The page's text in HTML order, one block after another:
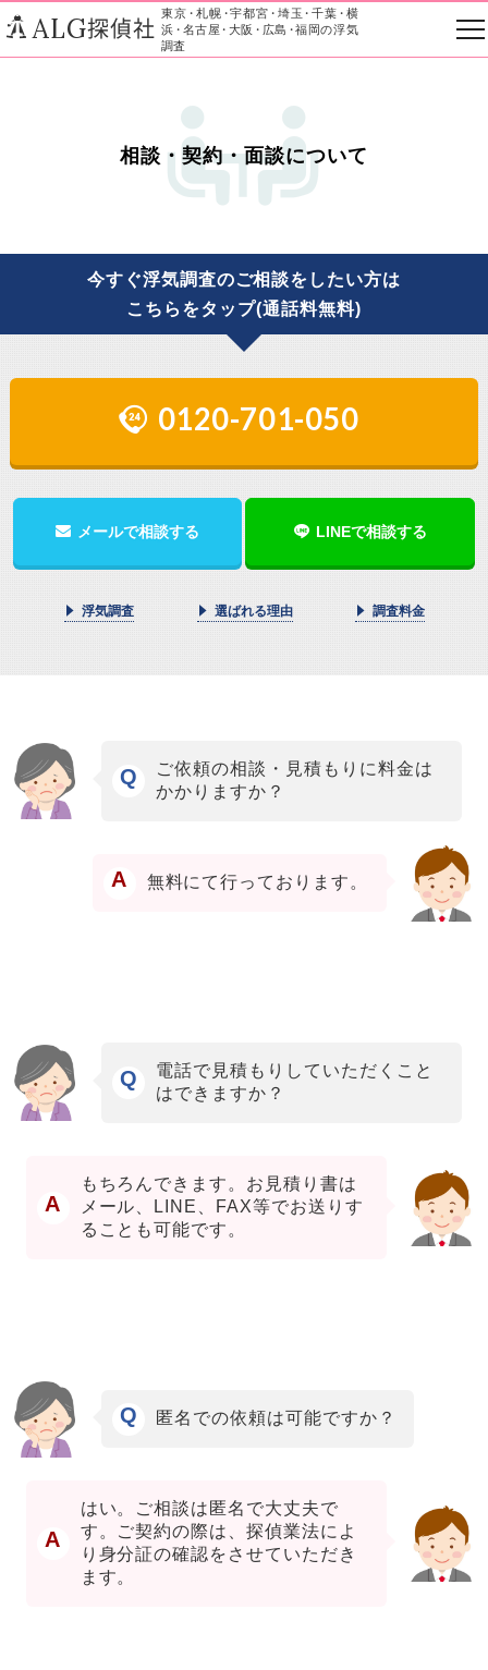
東京・札幌・宇都宮・埼玉・千葉・横
浜・名古屋・大阪 ・広島・福岡の浮気
調査
ALG探偵社
相談・契約・面談について
今すぐ浮気調査のご相談をしたい方は
こちらをタップ(通話料無料)
0120-701-050
メールで相談する LINEで相談する
浮気調査 選ばれる理由 調査料金
Q
ご依頼の相談・見積もりに料金は
かかりますか？
A 無料にて行っております。
Q
電話で見積もりしていただくこと
はできますか？
A
もちろんできます。お見積り書は
メール、LINE、FAX等でお送りす
ることも可能です。
Q 匿名での依頼は可能ですか？
A
はい。ご相談は匿名で大丈夫で
す。ご契約の際は、探偵業法によ
り身分証の確認をさせていただき
ます。